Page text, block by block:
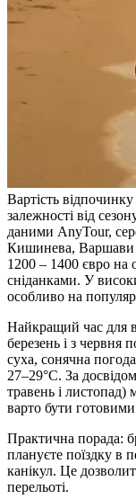
Вартість
залежності від
даними AnyTour,
Кишинева, Варшави
1200 – 1400 євро на
сніданками. У
особливо на
Найкращий час для
березень і з червня
суха, сонячна
27–29°C. За
травень і листопад)
варто бути
Практична порада:
плануєте поїздку в
канікул. Це
перельоті.